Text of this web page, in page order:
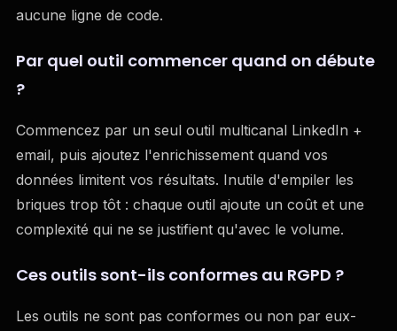
aucune ligne de code.
Par quel outil commencer quand on débute
?
Commencez par un seul outil multicanal LinkedIn +
email, puis ajoutez l'enrichissement quand vos
données limitent vos résultats. Inutile d'empiler les
briques trop tôt : chaque outil ajoute un coût et une
complexité qui ne se justifient qu'avec le volume.
Ces outils sont-ils conformes au RGPD ?
Les outils ne sont pas conformes ou non par eux-